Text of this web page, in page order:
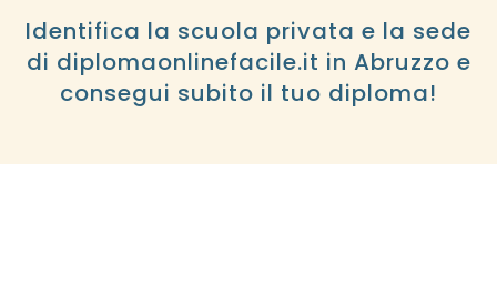
Identifica la scuola privata e la sede
di diplomaonlinefacile.it in Abruzzo e
consegui subito il tuo diploma!